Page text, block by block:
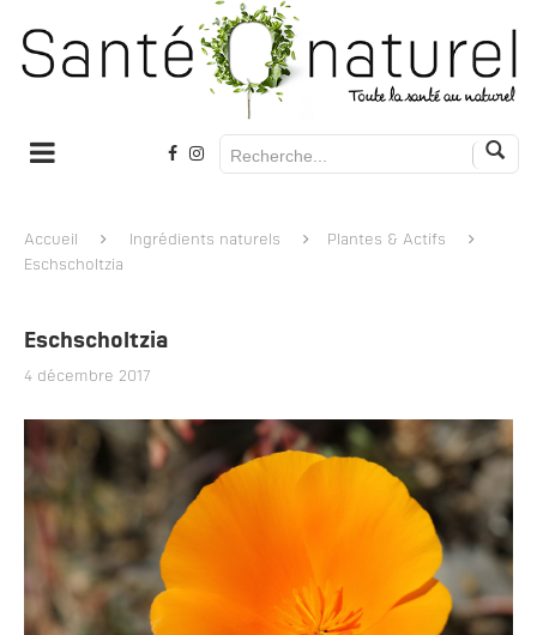
Accueil Ingrédients naturels
Plantes & Actifs
Eschscholtzia
Eschscholtzia
4 décembre 2017